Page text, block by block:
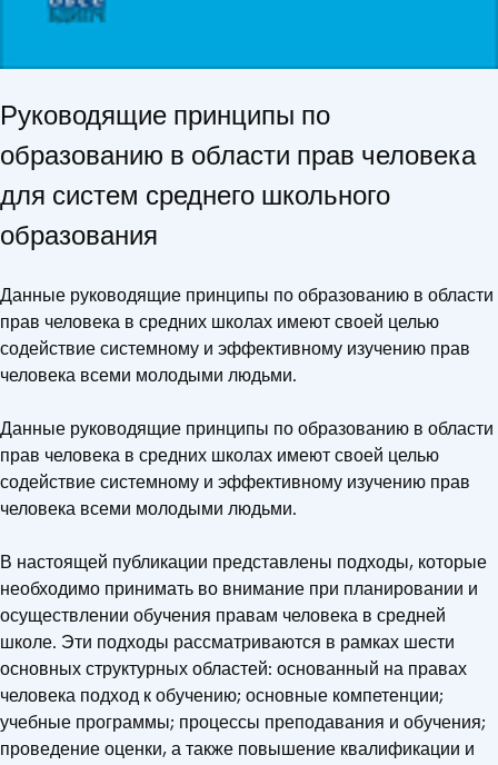
Руководящие принципы по
образованию в области прав человека
для систем среднего школьного
образования
Данные руководящие принципы по образованию в области
прав человека в средних школах имеют своей целью
содействие системному и эффективному изучению прав
человека всеми молодыми людьми.
Данные руководящие принципы по образованию в области
прав человека в средних школах имеют своей целью
содействие системному и эффективному изучению прав
человека всеми молодыми людьми.
В настоящей публикации представлены подходы, которые
необходимо принимать во внимание при планировании и
осуществлении обучения правам человека в средней
школе. Эти подходы рассматриваются в рамках шести
основных структурных областей: основанный на правах
человека подход к обучению; основные компетенции;
учебные программы; процессы преподавания и обучения;
проведение оценки, а также повышение квалификации и